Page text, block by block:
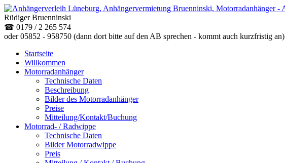
Rüdiger Bruenninski
☎ 0179 / 2 265 574
oder 05852 - 958750 (dann dort bitte auf den AB sprechen - kommt auch kurzfristig an)
Startseite
Willkommen
Motorradanhänger
Technische Daten
Beschreibung
Bilder des Motorradanhänger
Preise
Mitteilung/Kontakt/Buchung
Motorrad- / Radwippe
Technische Daten
Bilder Motorradwippe
Preis